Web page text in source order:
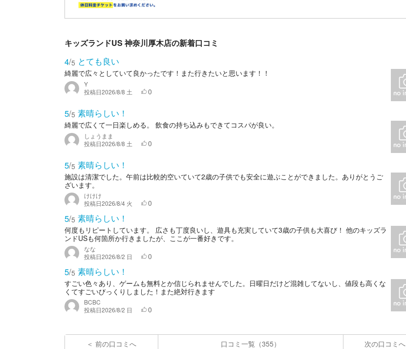
キッズランドUS 神奈川厚木店の新着口コミ
4/5 とても良い
綺麗で広々としていて良かったです！また行きたいと思います！！
Y
投稿日2026/8/8 土 0
5/5 素晴らしい！
綺麗で広くて一日楽しめる。 飲食の持ち込みもできてコスパが良い。
しょうまま
投稿日2026/8/8 土 0
5/5 素晴らしい！
施設は清潔でした。午前は比較的空いていて2歳の子供でも安全に遊ぶことができました。ありがとうご
ざいます。
けけけ
投稿日2026/8/4 火 0
5/5 素晴らしい！
何度もリピートしています。 広さも丁度良いし、遊具も充実していて3歳の子供も大喜び！ 他のキッズラ
ンドUSも何箇所か行きましたが、ここが一番好きです。
なな
投稿日2026/8/2 日 0
5/5 素晴らしい！
すごい色々あり、ゲームも無料とか信じられませんでした。日曜日だけど混雑してないし、値段も高くな
くてすごいびっくりしました！また絶対行きます
BCBC
投稿日2026/8/2 日 0
前の口コミへ 口コミ一覧（355） 次の口コミへ